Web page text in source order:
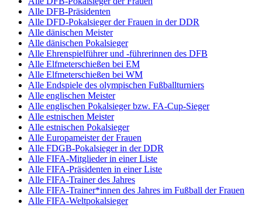
Alle DFB-Präsidenten
Alle DFD-Pokalsieger der Frauen in der DDR
Alle dänischen Meister
Alle dänischen Pokalsieger
Alle Ehrenspielführer und -führerinnen des DFB
Alle Elfmeterschießen bei EM
Alle Elfmeterschießen bei WM
Alle Endspiele des olympischen Fußballturniers
Alle englischen Meister
Alle englischen Pokalsieger bzw. FA-Cup-Sieger
Alle estnischen Meister
Alle estnischen Pokalsieger
Alle Europameister der Frauen
Alle FDGB-Pokalsieger in der DDR
Alle FIFA-Mitglieder in einer Liste
Alle FIFA-Präsidenten in einer Liste
Alle FIFA-Trainer des Jahres
Alle FIFA-Trainer*innen des Jahres im Fußball der Frauen
Alle FIFA-Weltpokalsieger